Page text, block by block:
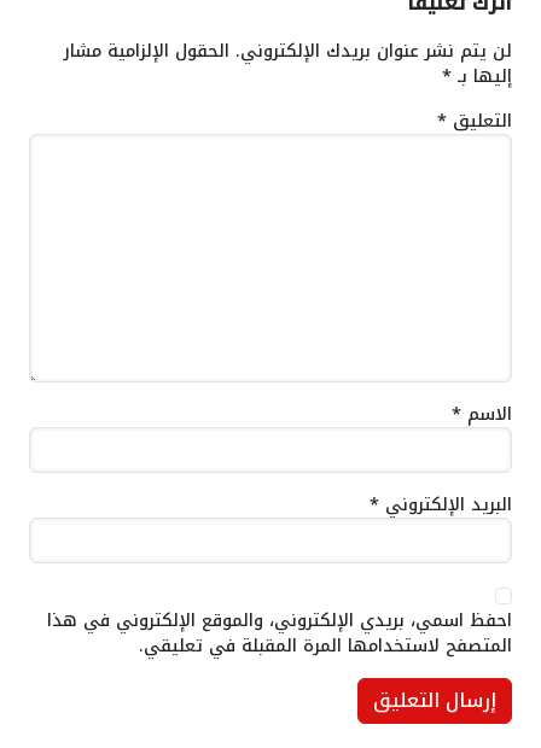
لن يتم نشر عنوان بريدك الإلكتروني. الحقول الإلزامية مشار
إليها بـ*
التعليق *
الاسم *
البريد الإلكتروني *
احفظ اسمي، بريدي الإلكتروني، والموقع الإلكتروني في هذا
المتصفح لاستخدامها المرة المقبلة في تعليقي.